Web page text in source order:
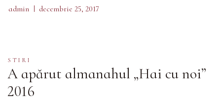
admin decembrie 25, 2017
STIRI
A apărut almanahul „Hai cu noi”
2016